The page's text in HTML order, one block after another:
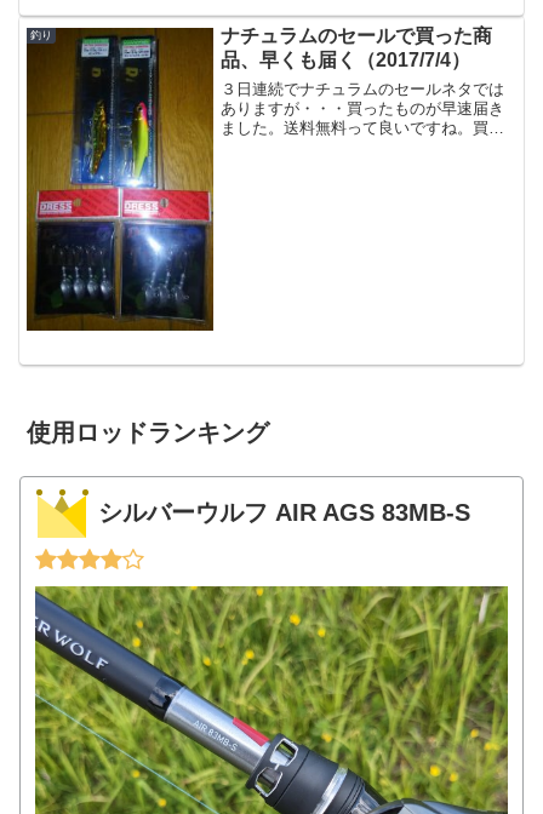
の状態だったりします。（数が少なかっ
たりするんだと思います...
釣り
ナチュラムのセールで買った商
品、早くも届く（2017/7/4）
３日連続でナチュラムのセールネタでは
ありますが・・・買ったものが早速届き
ました。送料無料って良いですね。買っ
使用ロッドランキング
シルバーウルフ AIR AGS 83MB-S